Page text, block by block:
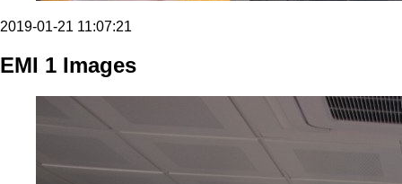
2019-01-21 11:07:21
EMI 1 Images